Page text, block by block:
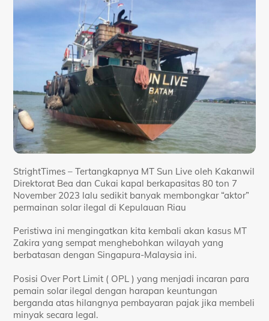
StrightTimes – Tertangkapnya MT Sun Live oleh Kakanwil
Direktorat Bea dan Cukai kapal berkapasitas 80 ton 7
November 2023 lalu sedikit banyak membongkar “aktor”
permainan solar ilegal di Kepulauan Riau
Peristiwa ini mengingatkan kita kembali akan kasus MT
Zakira yang sempat menghebohkan wilayah yang
berbatasan dengan Singapura-Malaysia ini.
Posisi Over Port Limit ( OPL ) yang menjadi incaran para
pemain solar ilegal dengan harapan keuntungan
berganda atas hilangnya pembayaran pajak jika membeli
minyak secara legal.